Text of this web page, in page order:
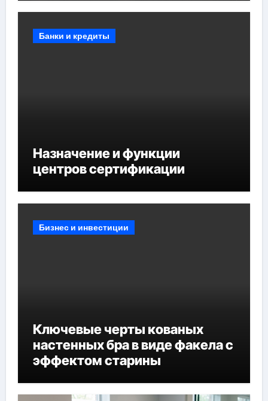
мероприятий и обустройства
Банки и кредиты
Назначение и функции
центров сертификации
Бизнес и инвестиции
Ключевые черты кованых
настенных бра в виде факела с
эффектом старины